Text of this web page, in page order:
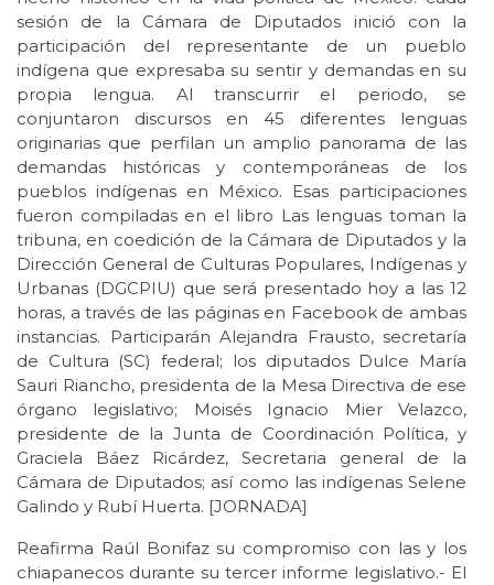
sesión de la Cámara de Diputados inició con la
participación del representante de un pueblo
indígena que expresaba su sentir y demandas en su
propia lengua. Al transcurrir el periodo, se
conjuntaron discursos en 45 diferentes lenguas
originarias que perfilan un amplio panorama de las
demandas históricas y contemporáneas de los
pueblos indígenas en México. Esas participaciones
fueron compiladas en el libro Las lenguas toman la
tribuna, en coedición de la Cámara de Diputados y la
Dirección General de Culturas Populares, Indígenas y
Urbanas (DGCPIU) que será presentado hoy a las 12
horas, a través de las páginas en Facebook de ambas
instancias. Participarán Alejandra Frausto, secretaría
de Cultura (SC) federal; los diputados Dulce María
Sauri Riancho, presidenta de la Mesa Directiva de ese
órgano legislativo; Moisés Ignacio Mier Velazco,
presidente de la Junta de Coordinación Política, y
Graciela Báez Ricárdez, Secretaria general de la
Cámara de Diputados; así como las indígenas Selene
Galindo y Rubí Huerta. [JORNADA]
Reafirma Raúl Bonifaz su compromiso con las y los
chiapanecos durante su tercer informe legislativo.- El